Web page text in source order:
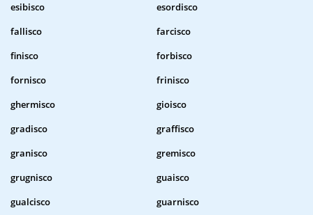
esibisco
esordisco
fallisco
farcisco
finisco
forbisco
fornisco
frinisco
ghermisco
gioisco
gradisco
graffisco
granisco
gremisco
grugnisco
guaisco
gualcisco
guarnisco